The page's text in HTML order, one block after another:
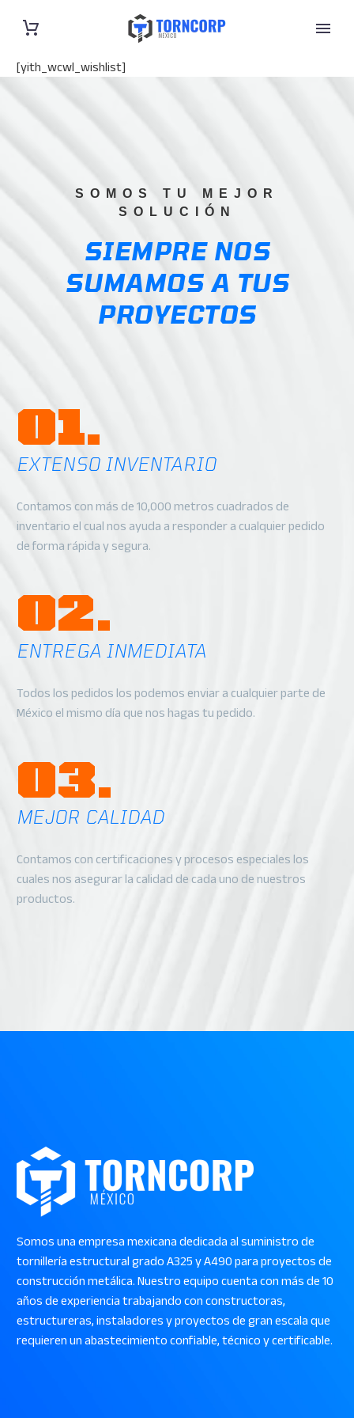
[yith_wcwl_wishlist]
SOMOS TU MEJOR
SOLUCIÓN
SIEMPRE NOS
SUMAMOS A TUS
PROYECTOS
01.
EXTENSO INVENTARIO
Contamos con más de 10,000 metros cuadrados de
inventario el cual nos ayuda a responder a cualquier pedido
de forma rápida y segura.
02.
ENTREGA INMEDIATA
Todos los pedidos los podemos enviar a cualquier parte de
México el mismo día que nos hagas tu pedido.
03.
MEJOR CALIDAD
Contamos con certificaciones y procesos especiales los
cuales nos asegurar la calidad de cada uno de nuestros
productos.
Somos una empresa mexicana dedicada al suministro de
tornillería estructural grado A325 y A490 para proyectos de
construcción metálica. Nuestro equipo cuenta con más de 10
años de experiencia trabajando con constructoras,
estructureras, instaladores y proyectos de gran escala que
requieren un abastecimiento confiable, técnico y certificable.